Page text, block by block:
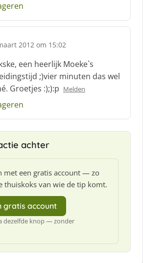
2012 om 15:02
een heerlijk Moeke`s
;)vier minuten das wel
Groetjes :);):p Melden
achter
met een gratis account — zo
thuiskoks van wie de tip komt.
gratis account
dezelfde knop — zonder